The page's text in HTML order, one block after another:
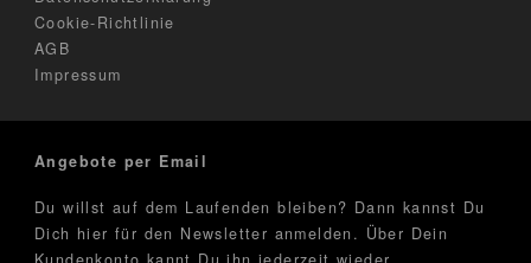
Cookie-Richtlinie
AGB
Impressum
Angebote per Email
Du willst auf dem Laufenden bleiben? Dann kannst Du
Dich hier für den Newsletter anmelden. Über Dein